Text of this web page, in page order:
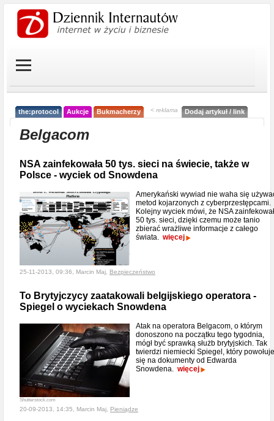
the:protocol Aukcje Bukmacherzy < reklama Dodaj artykuł / link
Belgacom
NSA zainfekowała 50 tys. sieci na świecie, także w
Polsce - wyciek od Snowdena
Amerykański wywiad nie waha się
metod kojarzonych z cyberprzestępcami.
Kolejny wyciek mówi, że NSA
50 tys. sieci, dzięki czemu może tanio
zbierać wrażliwe informacje z całego
świata. więcej
25-11-2013, 09:36, Marcin Maj, Bezpieczeństwo
To Brytyjczycy zaatakowali belgijskiego operatora -
Spiegel o wyciekach Snowdena
Shutterstock.com
Atak na operatora Belgacom, o którym
donoszono na początku tego tygodnia,
mógł być sprawką służb brytyjskich. Tak
twierdzi niemiecki Spiegel, który powołuje
się na dokumenty od Edwarda
Snowdena. więcej
20-09-2013, 14:35, Marcin Maj, Pieniądze